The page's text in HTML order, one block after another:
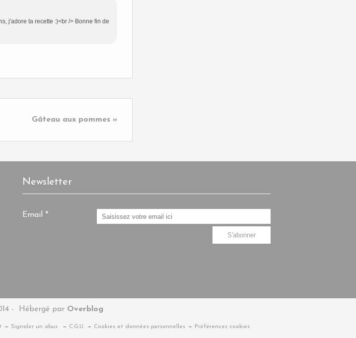
j'adore ta recette :)<br /> Bonne fin de
Gâteau aux pommes »
Newsletter
Email
- Hébergé par Overblog
Signaler un abus C.G.U. Cookies et données personnelles Préférences cookies